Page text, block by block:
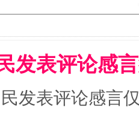
判无期 从幼
发表评论感
发表评论感言